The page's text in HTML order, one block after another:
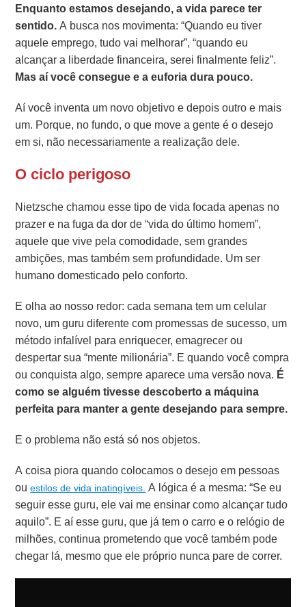
Enquanto estamos desejando, a vida parece ter
sentido.A busca nos movimenta: “Quando eu tiver
aquele emprego, tudo vai melhorar”, “quando eu
alcançar a liberdade financeira, serei finalmente feliz”.
Mas aí você consegue e a euforia dura pouco.
Aí você inventa um novo objetivo e depois outro e mais
um. Porque, no fundo, o que move a gente é o desejo
em si, não necessariamente a realização dele.
O ciclo perigoso
Nietzsche chamou esse tipo de vida focada apenas no
prazer e na fuga da dor de “vida do último homem”,
aquele que vive pela comodidade, sem grandes
ambições, mas também sem profundidade. Um ser
humano domesticado pelo conforto.
E olha ao nosso redor: cada semana tem um celular
novo, um guru diferente com promessas de sucesso, um
método infalível para enriquecer, emagrecer ou
despertar sua “mente milionária”. E quando você compra
ou conquista algo, sempre aparece uma versão nova. É
como se alguém tivesse descoberto a máquina
perfeita para manter a gente desejando para sempre.
E o problema não está só nos objetos.
A coisa piora quando colocamos o desejo em pessoas
ouestilos de vida inatingíveis. A lógica é a mesma: “Se eu
seguir esse guru, ele vai me ensinar como alcançar tudo
aquilo”. E aí esse guru, que já tem o carro e o relógio de
milhões, continua prometendo que você também pode
chegar lá, mesmo que ele próprio nunca pare de correr.